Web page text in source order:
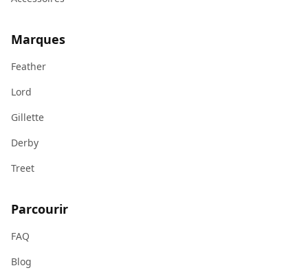
Marques
Feather
Lord
Gillette
Derby
Treet
Parcourir
FAQ
Blog